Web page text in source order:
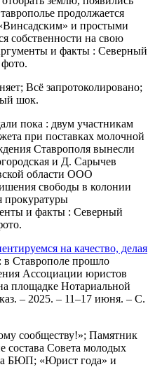
продолжается
и простыми
собственности на свою
и факты : Северный
Всё запротоколировано;
шок.
пока : двум участникам
при поставках молочной
Ставрополя вынесли
и Д. Сарычев
области ООО
свободы в колонии
прокуратуры
и факты : Северный
на качество, делая
: в Ставрополе прошло
Ассоциации юристов
площадке Нотариальной
– 2025. – 11–17 июня. – С.
сообществу!»; Памятник
Совета молодых
БЮП; «Юрист года» и